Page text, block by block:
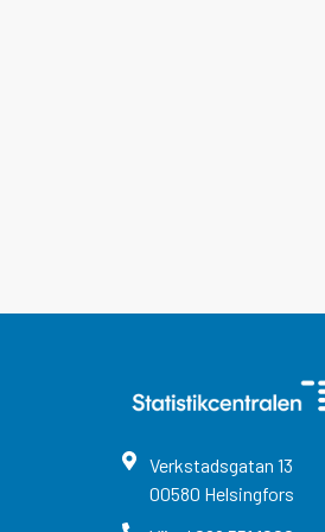
Verkstadsgatan 13
00580 Helsingfors